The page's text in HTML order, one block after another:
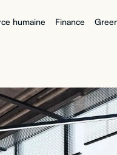
humaine Finance